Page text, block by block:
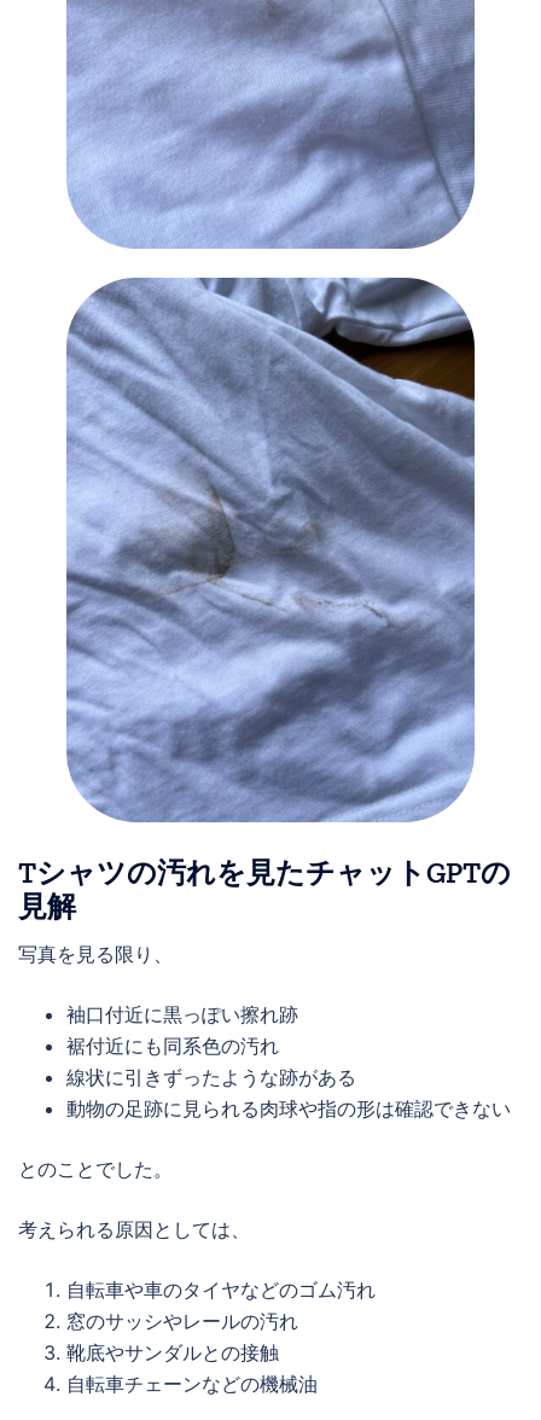
Tシャツの汚れを見たチャットGPTの
見解
写真を見る限り、
袖口付近に黒っぽい擦れ跡
裾付近にも同系色の汚れ
線状に引きずったような跡がある
動物の足跡に見られる肉球や指の形は確認できない
とのことでした。
考えられる原因としては、
自転車や車のタイヤなどのゴム汚れ
窓のサッシやレールの汚れ
靴底やサンダルとの接触
自転車チェーンなどの機械油